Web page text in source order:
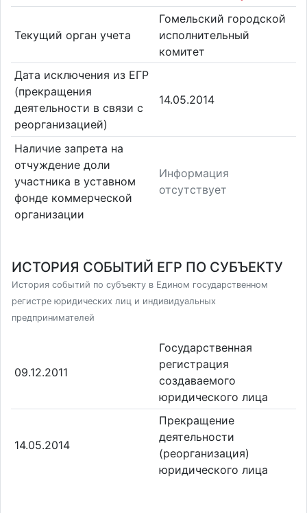
Текущий орган учета
Гомельский городской
исполнительный
комитет
Дата исключения из ЕГР
(прекращения
деятельности в связи с
реорганизацией)
14.05.2014
Наличие запрета на
отчуждение доли
участника в уставном
фонде коммерческой
организации
Информация
отсутствует
ИСТОРИЯ СОБЫТИЙ ЕГР ПО СУБЪЕКТУ
История событий по субъекту в Едином государственном
регистре юридических лиц и индивидуальных
предпринимателей
09.12.2011
Государственная
регистрация
создаваемого
юридического лица
14.05.2014
Прекращение
деятельности
(реорганизация)
юридического лица